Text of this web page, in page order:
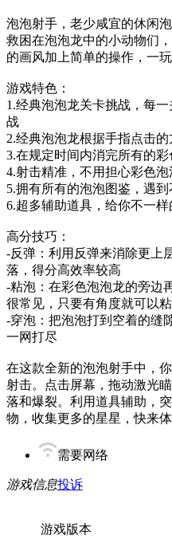
泡泡射手，老少咸宜的休闲
救困在泡泡龙中的小动物们
的画风加上简单的操作，一
游戏特色：
1.经典泡泡龙关卡挑战，每
战
2.经典泡泡龙根据手指点击
3.在规定时间内消完所有的
4.射击精准，不用担心彩色泡
5.拥有所有的泡泡图鉴，遇
6.超多辅助道具，给你不一
高分技巧：
-反弹：利用反弹来消除更上
落，得分高效率较高
-粘泡：在彩色泡泡龙的旁边
很常见，只要有角度就可以粘
-穿泡：把泡泡打到空着的缝
一网打尽
在这款全新的泡泡射手中，
射击。点击屏幕，拖动激光
落和爆裂。利用道具辅助，
物，收集更多的星星，快来体
需要网络
游戏信息投诉
游戏版本